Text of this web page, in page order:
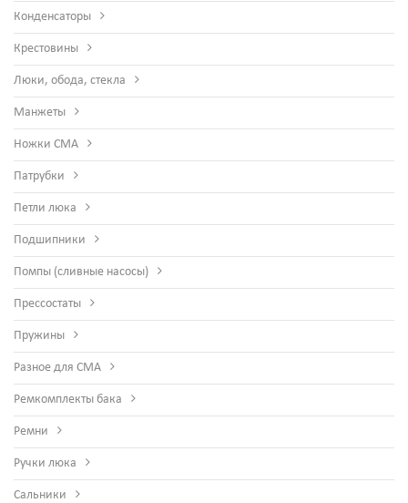
Конденсаторы
Крестовины
Люки, обода, стекла
Манжеты
Ножки СМА
Патрубки
Петли люка
Подшипники
Помпы (сливные насосы)
Прессостаты
Пружины
Разное для СМА
Ремкомплекты бака
Ремни
Ручки люка
Сальники